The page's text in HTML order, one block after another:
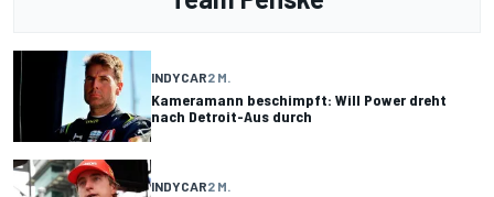
INDYCAR2 M.
Kameramann beschimpft: Will Power dreht
nach Detroit-Aus durch
INDYCAR2 M.